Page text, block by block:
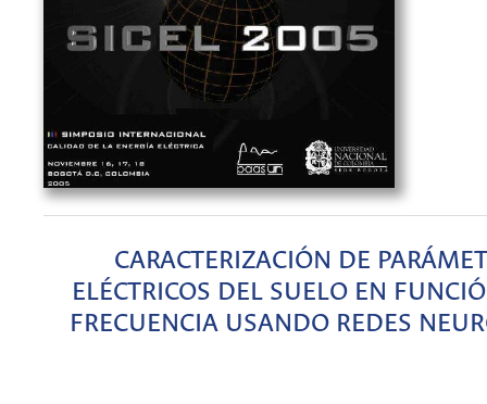
CARACTERIZACIÓN DE
ELÉCTRICOS DEL SUELO EN
FRECUENCIA USANDO REDES